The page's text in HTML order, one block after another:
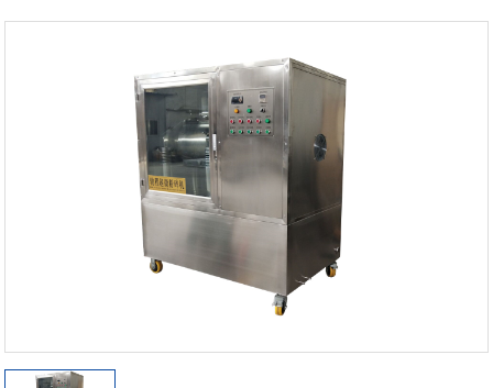
细胞破壁机设备
中药微粉机设备
高校实验室专用超微粉碎机设备
中药磨粉机